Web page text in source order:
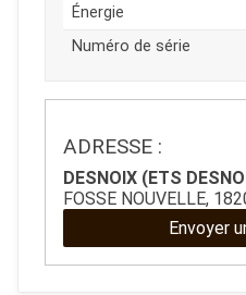
QUAD
PIECES
Énergie
Numéro de série
Envoyer
ADRESSE :
DESNOIX (ETS
FOSSE NOUVELLE,